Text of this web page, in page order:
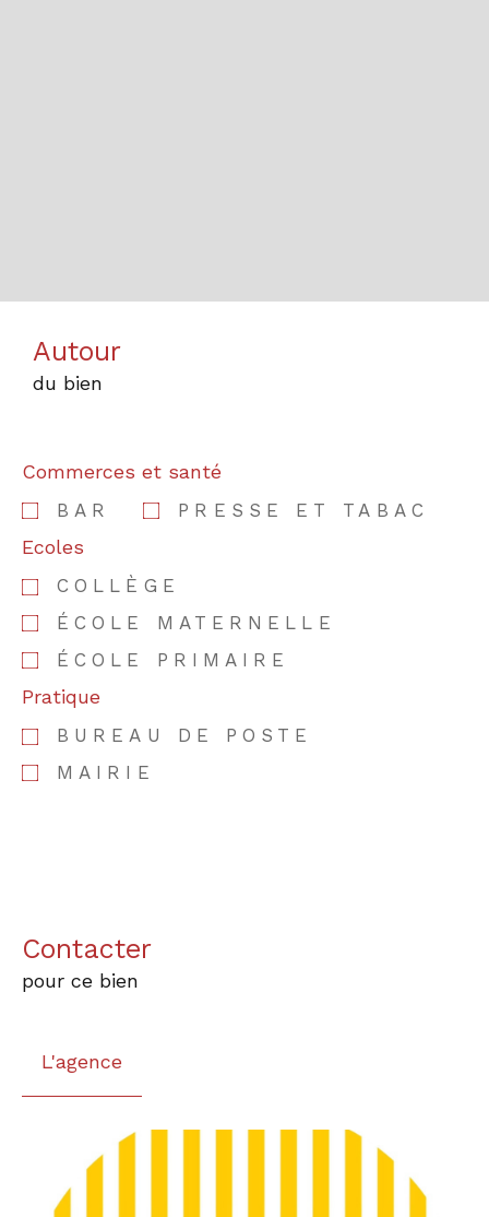
Autour
du bien
Commerces et santé
BAR PRESSE ET TABAC
Ecoles
COLLÈGE
ÉCOLE MATERNELLE
ÉCOLE PRIMAIRE
Pratique
BUREAU DE POSTE
MAIRIE
Contacter
pour ce bien
L'agence